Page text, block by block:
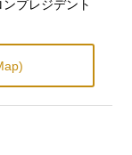
プレジデント